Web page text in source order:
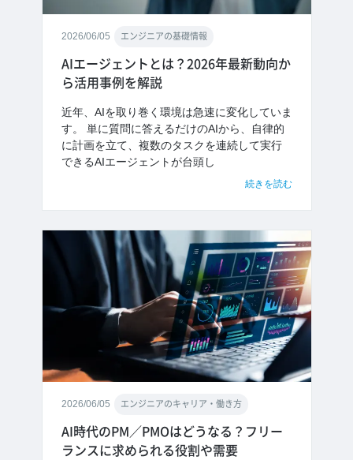
2026/06/05 エンジニアの基礎情報
AIエージェントとは？2026年最新動向か
ら活用事例を解説
近年、AIを取り巻く環境は急速に変化していま
す。 単に質問に答えるだけのAIから、自律的
に計画を立て、複数のタスクを連続して実行
できるAIエージェントが台頭し
続きを読む
2026/06/05 エンジニアのキャリア・働き方
AI時代のPM／PMOはどうなる？フリー
ランスに求められる役割や需要